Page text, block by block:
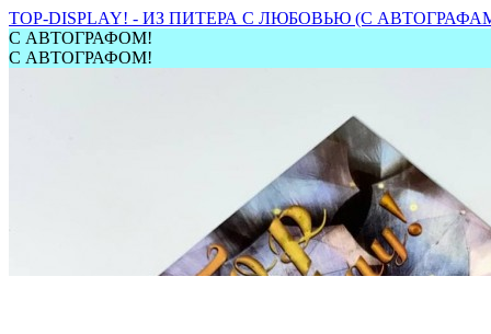
TOP-DISPLAY! - ИЗ ПИТЕРА С ЛЮБОВЬЮ (С
С АВТОГРАФОМ!
С АВТОГРАФОМ!